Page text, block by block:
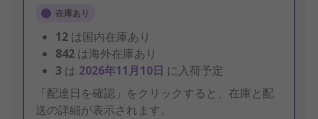
在庫あり
12 は国内在庫あり
842 は海外在庫あり
3 は 2026年11月10日 に入荷予定
「配達日を確認」をクリックすると、在庫と配
送の詳細が表示されます。